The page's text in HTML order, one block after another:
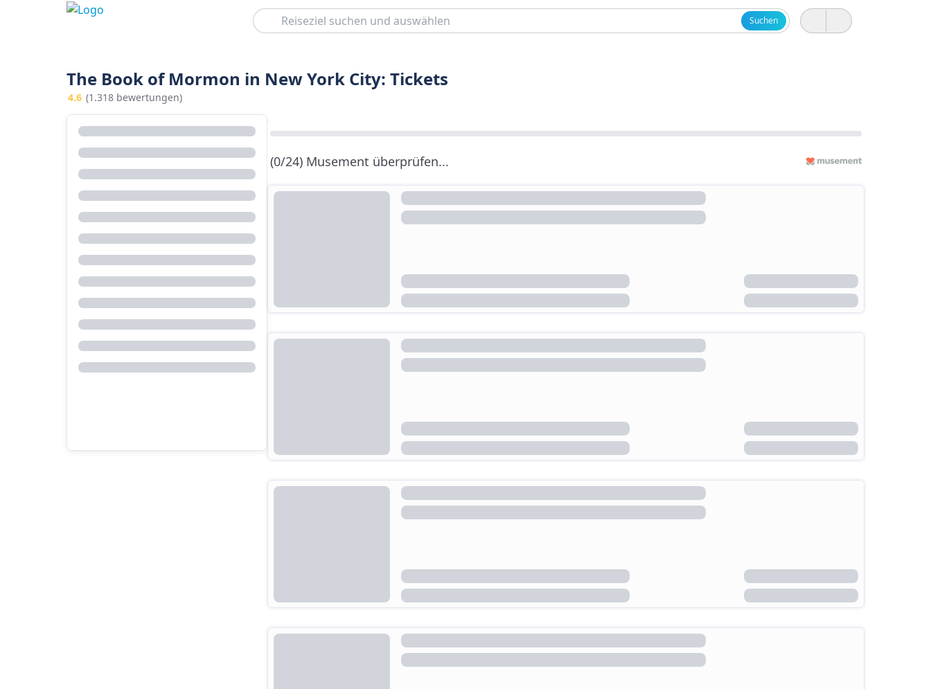
Suchen
Suchen
The Book of Mormon in New York City: Tickets
4.6 (1.318 bewertungen)
(0/24) Musement überprüfen...